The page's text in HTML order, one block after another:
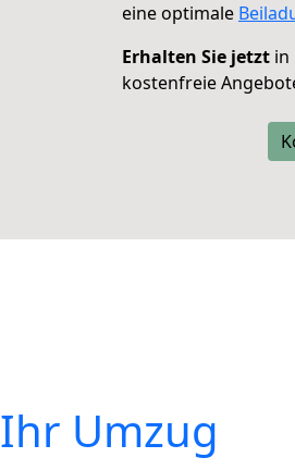
eine optimale
Erhalten Sie jetzt in
kostenfreie
Ihr Umzug